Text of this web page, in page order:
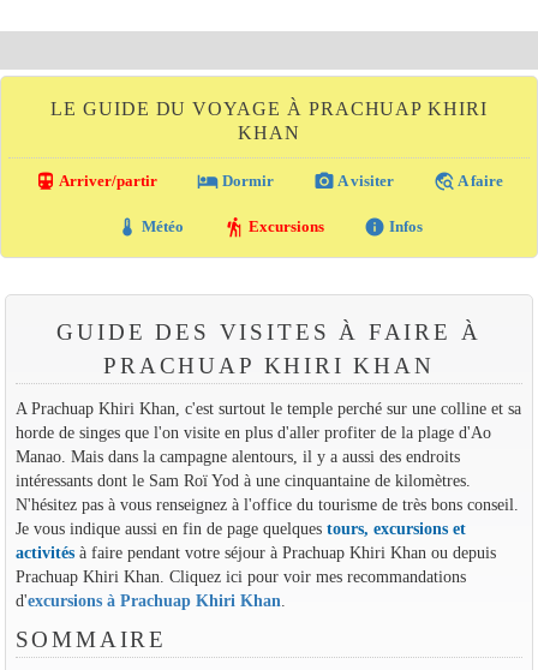
LE GUIDE DU VOYAGE À PRACHUAP KHIRI
KHAN
directions_transit Arriver/partir local_hotel Dormir photo_camera A visiter travel_explore A faire
thermostat Météo hiking Excursions info Infos
GUIDE DES VISITES À FAIRE À
PRACHUAP KHIRI KHAN
A Prachuap Khiri Khan, c'est surtout le temple perché sur une colline et sa
horde de singes que l'on visite en plus d'aller profiter de la plage d'Ao
Manao. Mais dans la campagne alentours, il y a aussi des endroits
intéressants dont le Sam Roï Yod à une cinquantaine de kilomètres.
N'hésitez pas à vous renseignez à l'office du tourisme de très bons conseil.
Je vous indique aussi en fin de page quelques tours, excursions et
activitésà faire pendant votre séjour à Prachuap Khiri Khan ou depuis
Prachuap Khiri Khan. Cliquez ici pour voir mes recommandations
d'excursions à Prachuap Khiri Khan
SOMMAIRE